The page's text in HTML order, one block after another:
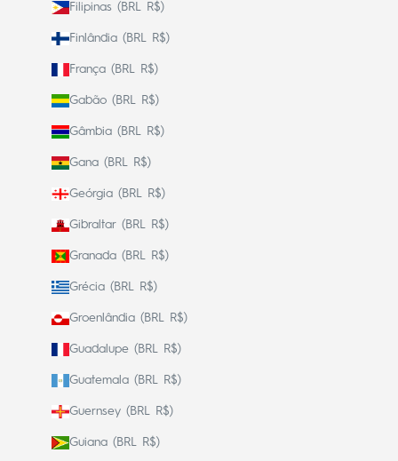
Filipinas (BRL R$)
Finlândia (BRL R$)
França (BRL R$)
Gabão (BRL R$)
Gâmbia (BRL R$)
Gana (BRL R$)
Geórgia (BRL R$)
Gibraltar (BRL R$)
Granada (BRL R$)
Grécia (BRL R$)
Groenlândia (BRL R$)
Guadalupe (BRL R$)
Guatemala (BRL R$)
Guernsey (BRL R$)
Guiana (BRL R$)